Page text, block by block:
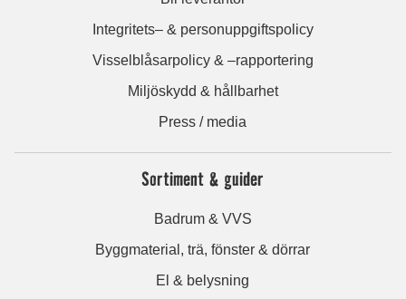
Integritets– & personuppgiftspolicy
Visselblåsarpolicy & –rapportering
Miljöskydd & hållbarhet
Press / media
Sortiment & guider
Badrum & VVS
Byggmaterial, trä, fönster & dörrar
El & belysning